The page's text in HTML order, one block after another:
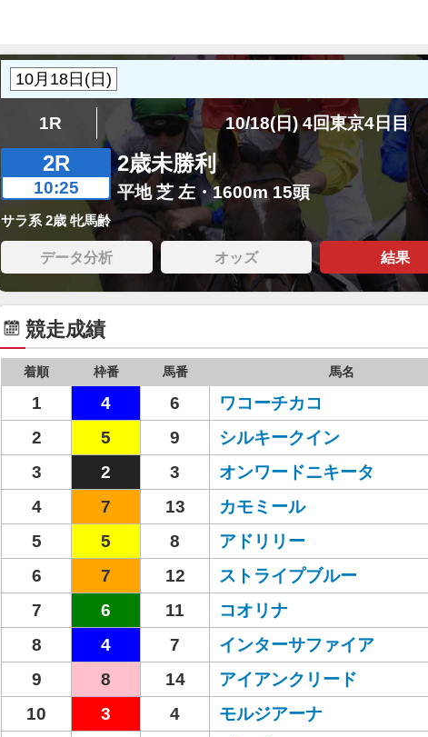
1R 10/18(日) 4回東京4日目
2R
10:25
2歳未勝利
平地 芝 左・1600m 15頭
サラ系 2歳 牝馬齢
データ分析 オッズ 結果
競走成績
着順 枠番 馬番 馬名
1 4 6 ワコーチカコ
2
5 9 シルキークイン
3
2 3 オンワードニキータ
4
7 13 カモミール
5
5 8 アドリリー
6
7 12 ストライプブルー
7
6 11 コオリナ
8
4 7 インターサファイア
9
8 14 アイアンクリード
10
3 4 モルジアーナ